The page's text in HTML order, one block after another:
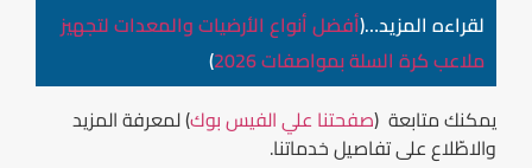
لقراءه المزيد…(أفضل أنواع الأرضيات والمعدات لتجهيز
ملاعب كرة السلة بمواصفات 2026
)
يمكنك متابعة ( صفحتنا علي الفيس بوك) لمعرفة المزيد
والاطّلاع على تفاصيل خدماتنا.